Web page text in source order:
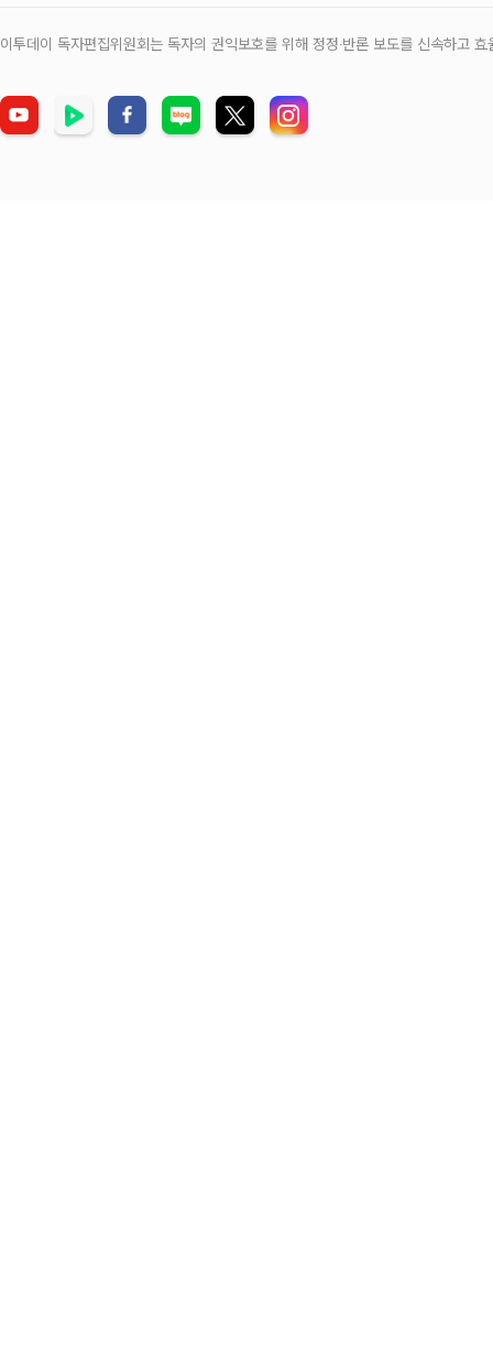
이투데이 독자편집위원회는 독자의 권익보호를 위해 정정‧반론 보도를 신속하고